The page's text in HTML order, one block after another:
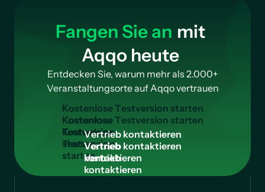
Fangen Sie an mit
Aqqo heute
Entdecken Sie, warum mehr als 2.000+
Veranstaltungsorte auf Aqqo vertrauen
KostenloseTestversion starten
Kostenlose
Testversion
starten
Vertrieb kontaktieren
Vertrieb
kontaktieren